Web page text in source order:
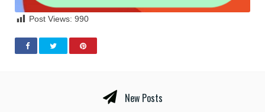
Post Views: 990
New Posts